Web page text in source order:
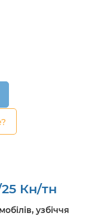
Кн/тн
узбіччя